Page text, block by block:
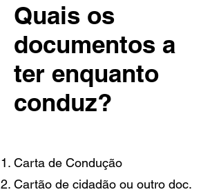
Quais os
documentos a
ter enquanto
conduz?
Carta de Condução
Cartão de cidadão ou outro doc.